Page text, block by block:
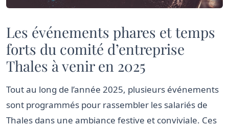
Les événements phares et temps
forts du comité d’entreprise
Thales à venir en 2025
Tout au long de l’année 2025, plusieurs événements
sont programmés pour rassembler les salariés de
Thales dans une ambiance festive et conviviale. Ces